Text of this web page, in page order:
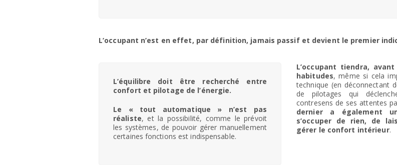
L’occupant n’est en effet, par définition, jamais passif et devient le premier
L’équilibre doit être recherché entre
confort et pilotage de l’énergie.
Le « tout automatique » n’est pas
réaliste, et la possibilité, comme le prévoit
les systèmes, de pouvoir gérer manuellement
certaines fonctions est indispensable.
L’occupant tiendra,
habitudes, même si cela
technique (en déconnectant
de pilotages qui
contresens de ses attentes
dernier a également
s’occuper de rien, de
gérer le confort intérieur.